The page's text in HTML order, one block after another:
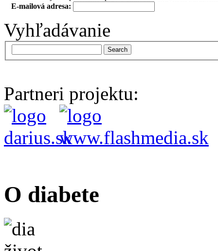
E-mailová adresa:
Vyhľadávanie
Search
Partneri projektu:
O diabete